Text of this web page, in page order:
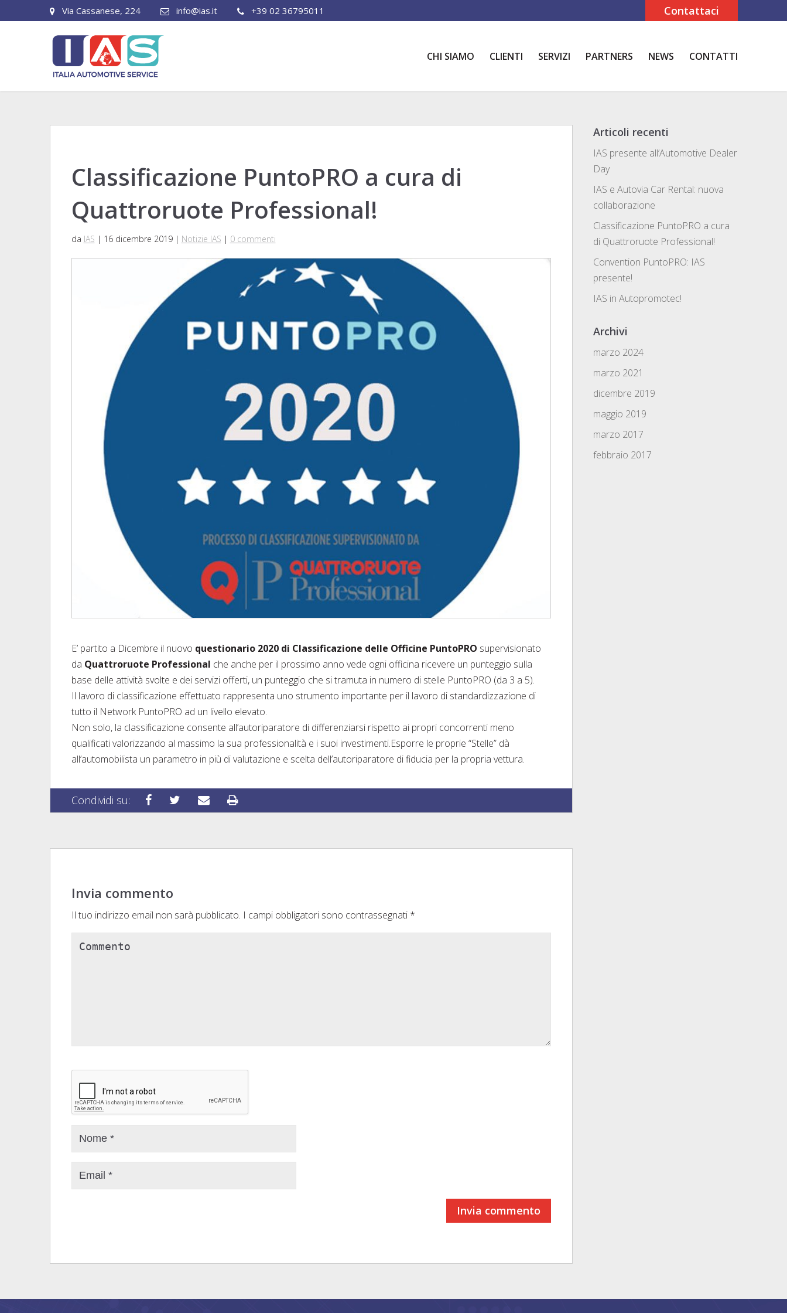
Via Cassanese, 224 info@ias.it +39 02 36795011 Contattaci
CHI SIAMO CLIENTI SERVIZI PARTNERS NEWS CONTATTI
Classificazione PuntoPRO a cura di
Quattroruote Professional!
da IAS | 16 dicembre 2019| Notizie IAS | 0 commenti
E’ partito a Dicembre il nuovo questionario 2020 di Classificazione delle Officine PuntoPRO supervisionato
da Quattroruote Professional che anche per il prossimo anno vede ogni officina ricevere un punteggio sulla
base delle attività svolte e dei servizi offerti, un punteggio che si tramuta in numero di stelle PuntoPRO (da 3 a 5).
Il lavoro di classificazione effettuato rappresenta uno strumento importante per il lavoro di standardizzazione di
tutto il Network PuntoPRO ad un livello elevato.
Non solo, la classificazione consente all’autoriparatore di differenziarsi rispetto ai propri concorrenti meno
qualificati valorizzando al massimo la sua professionalità e i suoi investimenti.Esporre le proprie “Stelle” dà
all’automobilista un parametro in più di valutazione e scelta dell’autoriparatore di fiducia per la propria vettura.
Condividi su:
Invia commento
Il tuo indirizzo email non sarà pubblicato. I campi obbligatori sono contrassegnati *
Articoli recenti
IAS presente all’Automotive Dealer
Day
IAS e Autovia Car Rental: nuova
collaborazione
Classificazione PuntoPRO a cura
di Quattroruote Professional!
Convention PuntoPRO: IAS
presente!
IAS in Autopromotec!
Archivi
marzo 2024
marzo 2021
dicembre 2019
maggio 2019
marzo 2017
febbraio 2017